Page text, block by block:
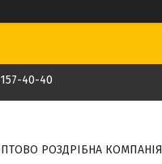
40-40
РОЗДРІБНА КОМПАНІЯ